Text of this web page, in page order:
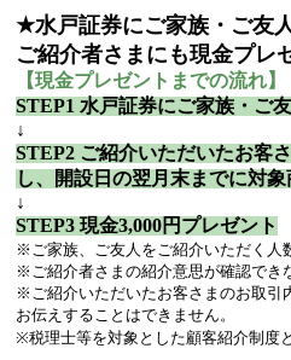
★水戸証券にご家族・ご友
ご紹介者さまにも現金プレ
【現金プレゼントまでの流れ】
STEP1 水戸証券にご家族・ご
↓
STEP2 ご紹介いただいたお客
し、開設日の翌月末までに対
↓
STEP3 現金3,000円プレゼント
※ご家族、ご友人をご紹介いただく人
※ご紹介者さまの紹介意思が確認でき
※ご紹介いただいたお客さまのお取引
お伝えすることはできません。
※税理士等を対象とした顧客紹介制度